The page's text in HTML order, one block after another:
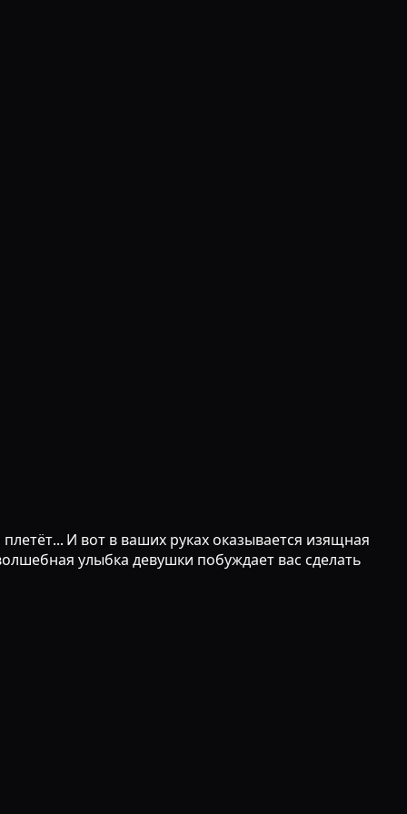
И вот в ваших руках оказывается изящная
улыбка девушки побуждает вас сделать